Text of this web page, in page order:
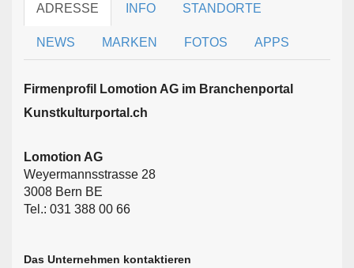
ADRESSE INFO STANDORTE
NEWS MARKEN FOTOS APPS
Firmen­profil Lomotion AG im Branchen­portal
Kunstkulturportal.ch
Lomotion AG
Weyermannsstrasse 28
3008 Bern BE
Tel.: 031 388 00 66
Das Unternehmen kontaktieren